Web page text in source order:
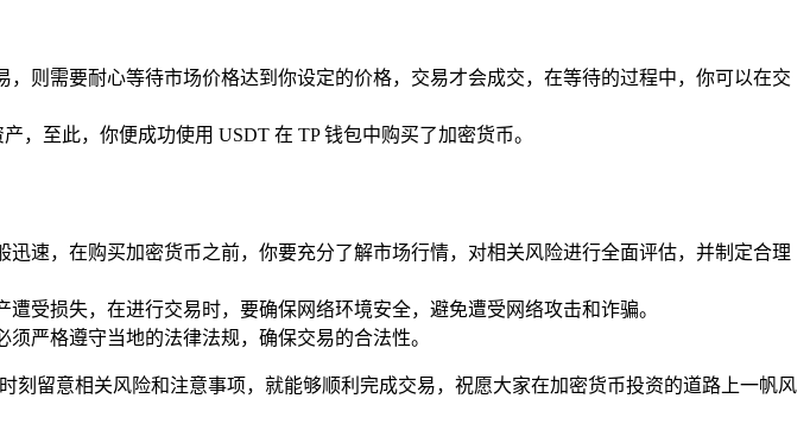
则需要耐心等待市场价格达到你设定的价格，交易才会成交，在等待的过程中，你可以在交
，至此，你便成功使用 USDT 在 TP 钱包中购买了加密货币。
速，在购买加密货币之前，你要充分了解市场行情，对相关风险进行全面评估，并制定合理
受损失，在进行交易时，要确保网络环境安全，避免遭受网络攻击和诈骗。
严格遵守当地的法律法规，确保交易的合法性。
留意相关风险和注意事项，就能够顺利完成交易，祝愿大家在加密货币投资的道路上一帆风